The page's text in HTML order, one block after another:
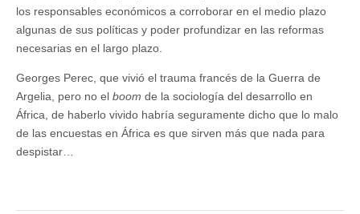
los responsables económicos a corroborar en el medio plazo
algunas de sus políticas y poder profundizar en las reformas
necesarias en el largo plazo.
Georges Perec, que vivió el trauma francés de la Guerra de
Argelia, pero no el boom de la sociología del desarrollo en
África, de haberlo vivido habría seguramente dicho que lo malo
de las encuestas en África es que sirven más que nada para
despistar…